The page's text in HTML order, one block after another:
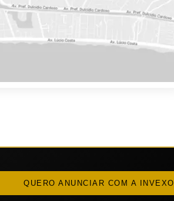
QUERO ANUNCIAR COM A INVEXO